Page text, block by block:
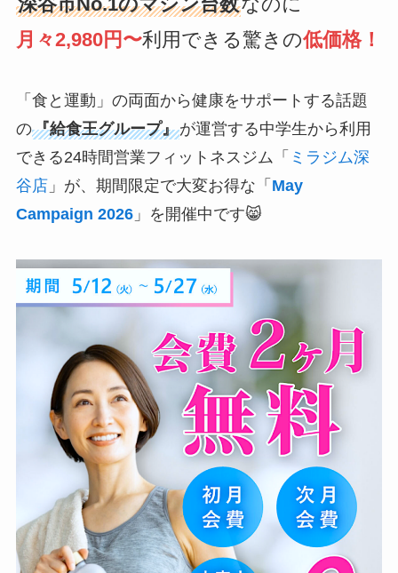
月々2,980円〜利用できる驚きの低価格！
「食と運動」の両面から健康をサポートする話題
の『給食王グループ』が運営する中学生から利用
できる24時間営業フィットネスジム「 ミラジム深
谷店」が、期間限定で大変お得な「 May
Campaign 2026」を開催中です😸